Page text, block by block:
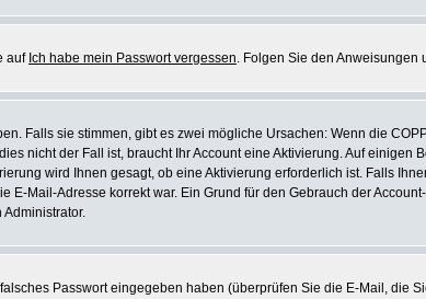
auf Ich habe mein Passwort vergessen. Folgen Sie den
Falls sie stimmen, gibt es zwei mögliche Ursachen: Wenn die
nicht der Fall ist, braucht Ihr Account eine Aktivierung. Auf einigen
wird Ihnen gesagt, ob eine Aktivierung erforderlich ist. Falls
Mail-Adresse korrekt war. Ein Grund für den Gebrauch der
Passwort eingegeben haben (überprüfen Sie die E-Mail, die